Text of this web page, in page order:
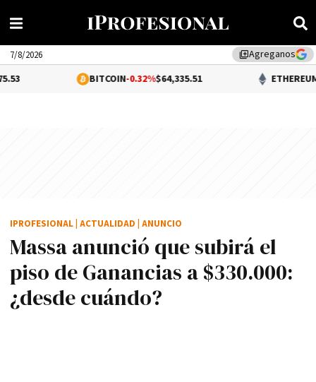
library_addAgreganos
7/8/2026
-0.32%$64,335.51 ETHEREUM0.21%
Massa anunció que subirá el
piso de Ganancias a $330.000:
¿desde cuándo?
IPROFESIONAL ACTUALIDAD ANUNCIO